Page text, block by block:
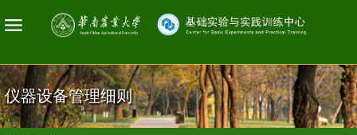
仪器设备管理细则